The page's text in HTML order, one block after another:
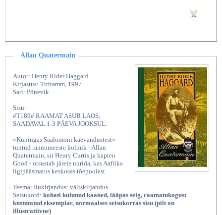
Allan Quatermain
Autor: Henry Rider Haggard
Kirjastus: Tiritamm, 1997
Sari: Põnevik
Sisu:
#T189# RAAMAT ASUB LAOS,
SAADAVAL 1-3 PÄEVA JOOKSUL.
«Kuningas Saalomoni kaevandustest»
tuntud rännumeeste kolmik - Allan
Quatermain, sir Henry Curtis ja kapten
Good - otsustab järele uurida, kas Aafrika
ligipääsmatus keskosas tõepoolest
Teema: Ilukirjandus: väliskirjandus
Seisukord: kohati kulunud kaaned, lääpas selg, raamatukogust
kustutatud eksemplar, normaalses seisukorras sisu (pilt on
illustratiivne)